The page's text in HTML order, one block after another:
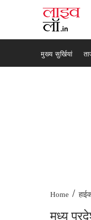
मुख्य सुर्खियां
Home /
मध्य